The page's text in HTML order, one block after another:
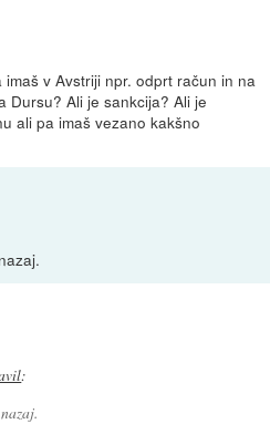
v Avstriji npr. odprt račun in na
Dursu? Ali je sankcija? Ali je
ali pa imaš vezano kakšno
: